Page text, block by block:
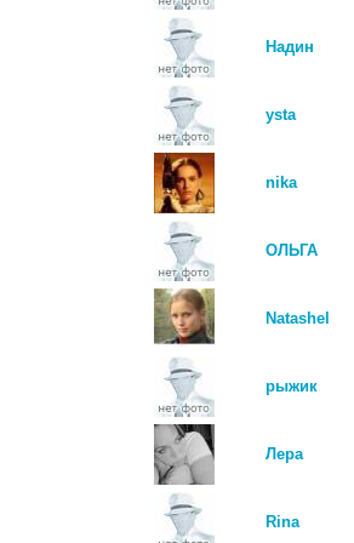
Надин
ysta
nika
ОЛЬГА
Natashel
рыжик
Лера
Rina